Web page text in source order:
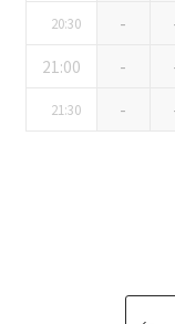
20:30 -
21:00
-
21:30 -
こだわり条件
特長で選ぶ
駅直結